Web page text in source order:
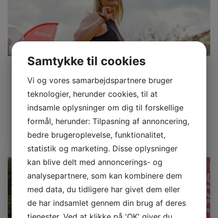
naturen.
Altså:
hvor vi finder, tilbereder og
Vi lærer, at bål er kunst –
Basta!
Vi besøger et Rudolf
Steiner inspireret økologisk
og biodynamisk landbrug
Vi filosoferer rundt om bålet
mens vores skumfiduser
Vi lærer om spiselige
blomster – og spiser dem
selv…
Vi går en stille tur gennem
skoven, hvor vi forholder os
Pop op fag
Nogle af fagene vil blive tilbudt under hele forløbet. Andre vil
blive tilbudt over kortere...
Få mere information
Samtykke til cookies
Vi og vores samarbejdspartnere bruger
teknologier, herunder cookies, til at
indsamle oplysninger om dig til forskellige
formål, herunder: Tilpasning af annoncering,
bedre brugeroplevelse, funktionalitet,
statistik og marketing. Disse oplysninger
kan blive delt med annoncerings- og
analysepartnere, som kan kombinere dem
med data, du tidligere har givet dem eller
de har indsamlet gennem din brug af deres